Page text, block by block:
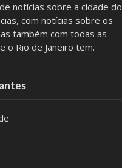
notícias sobre a cidade do
com notícias sobre os
também com todas as
o Rio de Janeiro tem.